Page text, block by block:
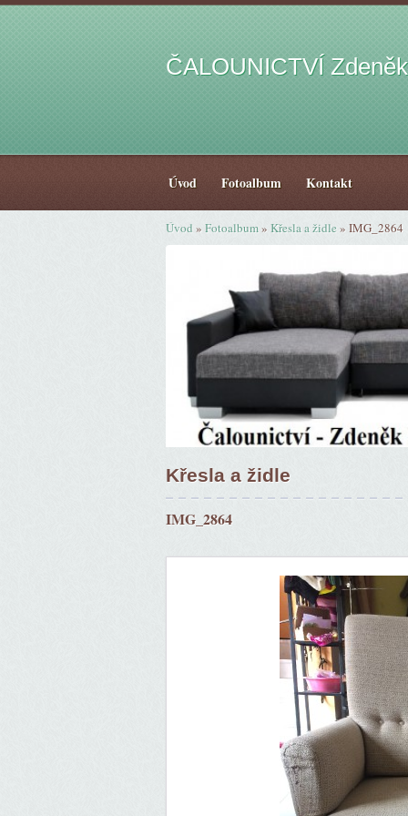
ČALOUNICTVÍ
Úvod Fotoalbum Kontakt
Úvod » Fotoalbum» Křesla a židle » IMG_2864
Křesla a židle
IMG_2864